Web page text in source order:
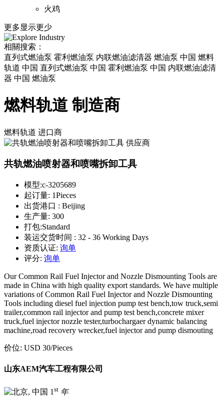
火鸡
更多显示更少
相關搜索：
直列式燃油泵 霍利燃油泵 内联燃油滤清器 燃油泵 中国 燃料
轨道 中国 直列式燃油泵 中国 霍利燃油泵 中国 内联燃油滤清
器 中国 燃油泵
燃料轨道 制造商
燃料轨道 进口商
共轨燃油喷射器和喷嘴拆卸工具
模型:c-3205689
起订量: 1Pieces
出货港口 : Beijing
生产量: 300
打包:Standard
装运交货时间 : 32 - 36 Working Days
资质认证: 询单
评分: 询单
Our Common Rail Fuel Injector and Nozzle Dismounting Tools are
made in China with high quality export standards. We have multiple
variations of Common Rail Fuel Injector and Nozzle Dismounting
Tools including diesel fuel injection pump test bench,tow truck,semi
trailer,common rail injector and pump test bench,concrete mixer
truck,fuel injector nozzle tester,turbochargaer dynamic balancing
machine,road recovery wrecker,fuel injector and pump dismouting
价位: USD 30/Pieces
山东AEM汽车工程有限公司
1 st 年